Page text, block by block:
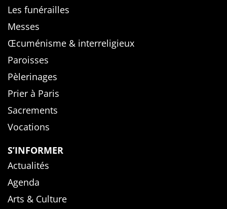
Les funérailles
Messes
Œcuménisme & interreligieux
Paroisses
Pèlerinages
Prier à Paris
Sacrements
Vocations
S’INFORMER
Actualités
Agenda
Arts & Culture